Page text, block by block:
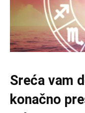
Sreća vam
konačno